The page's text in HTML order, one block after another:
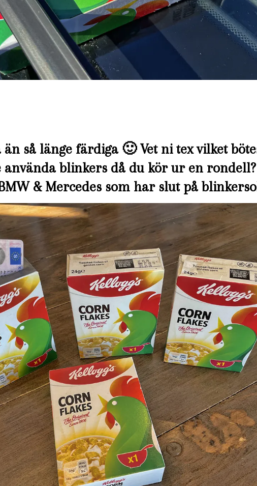
så länge färdiga 🙂 Vet ni tex vilket
blinkers då du kör ur en
& Mercedes som har slut på